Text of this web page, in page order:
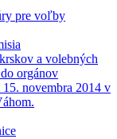
pre voľby
a volebných
orgánov
novembra 2014 v